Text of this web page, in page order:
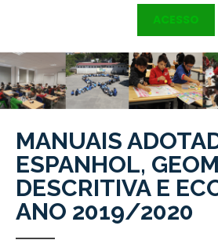
ACESSO
MANUAIS
ESPANHOL,
DESCRITIVA E
ANO 2019/2020